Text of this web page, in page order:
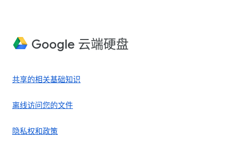
Google 云端硬盘
共享的相关基础知识
离线访问您的文件
隐私权和政策